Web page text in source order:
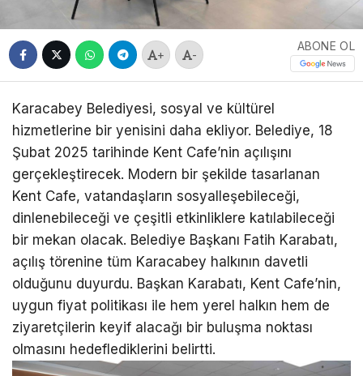
+ -
ABONE OL
Karacabey Belediyesi, sosyal ve kültürel
hizmetlerine bir yenisini daha ekliyor. Belediye, 18
Şubat 2025 tarihinde Kent Cafe’nin açılışını
gerçekleştirecek. Modern bir şekilde tasarlanan
Kent Cafe, vatandaşların sosyalleşebileceği,
dinlenebileceği ve çeşitli etkinliklere katılabileceği
bir mekan olacak. Belediye Başkanı Fatih Karabatı,
açılış törenine tüm Karacabey halkının davetli
olduğunu duyurdu. Başkan Karabatı, Kent Cafe’nin,
uygun fiyat politikası ile hem yerel halkın hem de
ziyaretçilerin keyif alacağı bir buluşma noktası
olmasını hedeflediklerini belirtti.